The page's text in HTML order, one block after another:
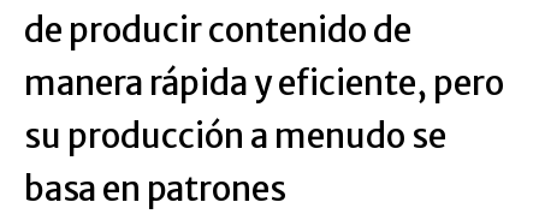
de producir contenido de
manera rápida y eficiente, pero
su producción a menudo se
basa en patrones